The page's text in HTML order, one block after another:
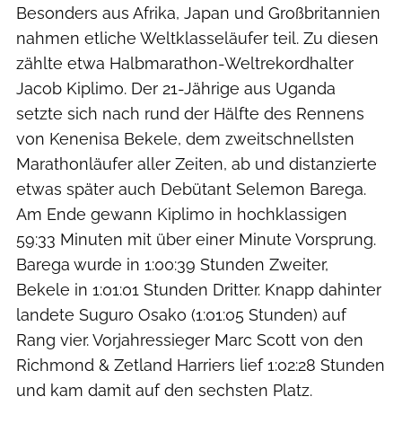
Besonders aus Afrika, Japan und Großbritannien
nahmen etliche Weltklasseläufer teil. Zu diesen
zählte etwa Halbmarathon-Weltrekordhalter
Jacob Kiplimo. Der 21-Jährige aus Uganda
setzte sich nach rund der Hälfte des Rennens
von Kenenisa Bekele, dem zweitschnellsten
Marathonläufer aller Zeiten, ab und distanzierte
etwas später auch Debütant Selemon Barega.
Am Ende gewann Kiplimo in hochklassigen
59:33 Minuten mit über einer Minute Vorsprung.
Barega wurde in 1:00:39 Stunden Zweiter,
Bekele in 1:01:01 Stunden Dritter. Knapp dahinter
landete Suguro Osako (1:01:05 Stunden) auf
Rang vier. Vorjahressieger Marc Scott von den
Richmond & Zetland Harriers lief 1:02:28 Stunden
und kam damit auf den sechsten Platz.